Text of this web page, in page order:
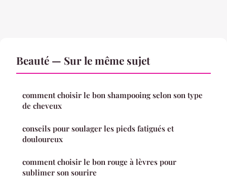
Beauté — Sur le même sujet
comment choisir le bon shampooing selon son type
de cheveux
conseils pour soulager les pieds fatigués et
douloureux
comment choisir le bon rouge à lèvres pour
sublimer son sourire